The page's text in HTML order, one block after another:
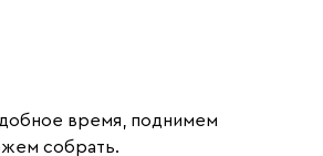
время, поднимем
собрать.